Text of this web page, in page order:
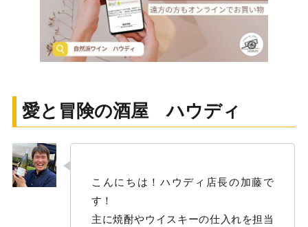
愛と冒険の酒屋 ハウディ
こんにちは！ハウディ店長の加藤で
す！
主に焼酎やウイスキーの仕入れを担当